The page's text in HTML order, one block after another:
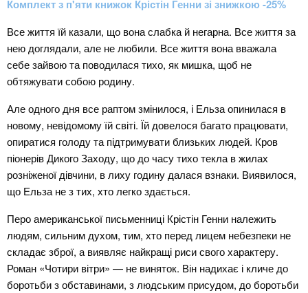
Комплект з п'яти книжок Крістін Генни зі знижкою -25%
Все життя їй казали, що вона слабка й негарна. Все життя за
нею доглядали, але не любили. Все життя вона вважала
себе зайвою та поводилася тихо, як мишка, щоб не
обтяжувати собою родину.
Але одного дня все раптом змінилося, і Ельза опинилася в
новому, невідомому їй світі. Їй довелося багато працювати,
опиратися голоду та підтримувати близьких людей. Кров
піонерів Дикого Заходу, що до часу тихо текла в жилах
розніженої дівчини, в лиху годину далася взнаки. Виявилося,
що Ельза не з тих, хто легко здається.
Перо американської письменниці Крістін Генни належить
людям, сильним духом, тим, хто перед лицем небезпеки не
складає зброї, а виявляє найкращі риси свого характеру.
Роман «Чотири вітри» — не виняток. Він надихає і кличе до
боротьби з обставинами, з людським присудом, до боротьби